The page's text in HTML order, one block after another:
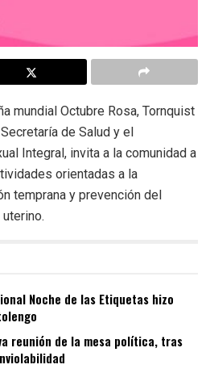
mundial Octubre Rosa, Tornquist
de Salud y el
Integral, invita a la comunidad a
orientadas a la
temprana y prevención del
Noche de las Etiquetas hizo
reunión de la mesa política, tras